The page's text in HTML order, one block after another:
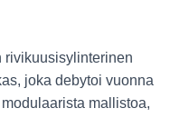
rivikuusisylinterinen
joka debytoi vuonna
mallistoa,